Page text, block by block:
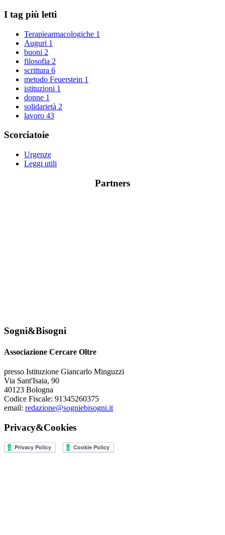
I tag più letti
Terapiearmacologiche 1
Auguri 1
buoni 2
filosofia 2
scrittura 6
metodo Feuerstein 1
istituzioni 1
donne 1
solidarietà 2
lavoro 43
Scorciatoie
Urgenze
Leggi utili
Partners
Sogni&Bisogni
Associazione Cercare Oltre
presso Istituzione Giancarlo Minguzzi
Via Sant'Isaia, 90
40123 Bologna
Codice Fiscale: 91345260375
email: redazione@sogniebisogni.it
Privacy&Cookies